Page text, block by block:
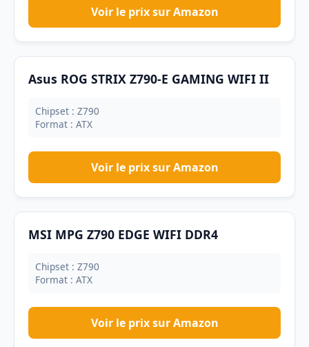
Voir le prix sur Amazon
Asus ROG STRIX Z790-E GAMING WIFI II
Chipset : Z790
Format : ATX
Voir le prix sur Amazon
MSI MPG Z790 EDGE WIFI DDR4
Chipset : Z790
Format : ATX
Voir le prix sur Amazon